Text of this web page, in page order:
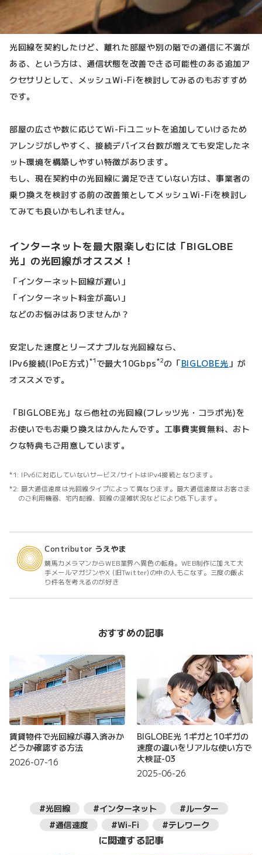
光回線を契約したけど、離れた部屋や別の階での通信に不満が
ある、という方は、通信状態を改善できる可能性のある追加ア
クセサリとして、メッシュWi-Fiを検討してみるのもおすすめ
です。
部屋の広さや数に応じてWi-Fiユニットを追加していけるため
アレンジがしやすく、接続デバイス台数が増えても安定したネ
ット環境を構築しやすい特徴があります。
もし、現在契約中の光回線に満足できていない方は、事業者の
乗り換えを検討する前の改善策としてメッシュWi-Fiを検討し
てみても良いかもしれません。
インターネットを最大限楽しむには「BIGLOBE
光」の光回線がオススメ！
「インターネット回線が遅い」
「インターネット料金が高い」
などのお悩みはありませんか？
安定した速度とリーズナブルな光回線なら、
IPv6接続(IPoE方式)*1 で最大10Gbps*2の「BIGLOBE光 」が
オススメです。
「BIGLOBE光」なら他社の光回線(フレッツ光・コラボ光)を
お使いでもお乗り換えはかんたんです。工事費実質無料、おト
クな特典もご用意しています。
IPv6に対応していないサービス/サイトはIPv4接続となります。
最大通信速度は光回線タイプによって異なります。最大通信速度はお客さま
のご利用機器、宅内配線、回線の混雑状況などにより低下します。
Contributor うえやま
競馬カメラマンからWEB業界へ異色の転身。WEB制作に加えて大
手メールマガジンやX (旧Twitter)の中の人もこなす。三度の飯よ
り件名を考えるのが好き
おすすめの記事
賃貸物件で光回線が導入済みか
どうか確認する方法
2026-07-16
BIGLOBE光 1ギガと10ギガの
速度の違いをリアルな使い方で
大検証-03
2025-06-26
#光回線 #インターネット
#ルーター
#通信速度
#Wi-Fi #テレワーク
に関連する記事